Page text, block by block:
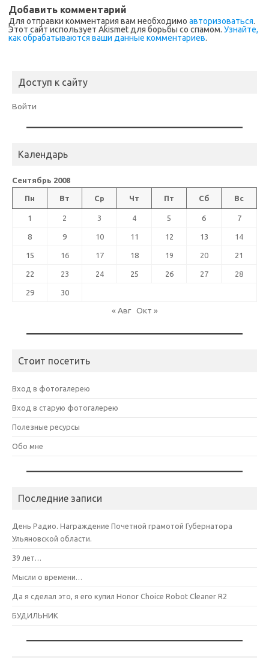
Добавить комментарий
Для отправки комментария вам необходимо авторизоваться.
Этот сайт использует Akismet для борьбы со спамом. Узнайте,
как обрабатываются ваши данные комментариев.
Доступ к сайту
Войти
Календарь
Сентябрь 2008
Пн Вт Ср Чт Пт Сб Вс
1 2 3 4 5 6 7
8 9 10 11 12 13 14
15 16 17 18 19 20 21
22 23 24 25 26 27 28
29 30
« Авг Окт »
Стоит посетить
Вход в фотогалерею
Вход в старую фотогалерею
Полезные ресурсы
Обо мне
Последние записи
День Радио. Награждение Почетной грамотой Губернатора
Ульяновской области.
39 лет…
Мысли о времени…
Да я сделал это, я его купил Honor Choice Robot Cleaner R2
БУДИЛЬНИК